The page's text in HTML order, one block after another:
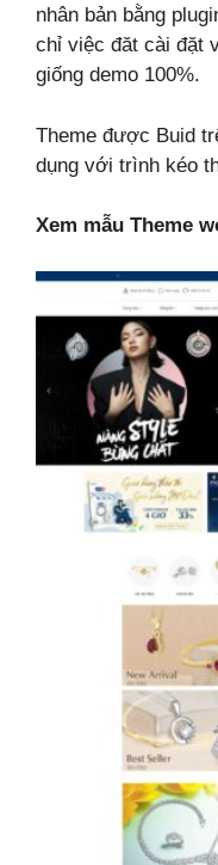
nhân bản bằng
chỉ việc đăt cài đặt
giống demo 100%.
Theme được Buid
dụng với trình kéo
Xem mẫu Theme